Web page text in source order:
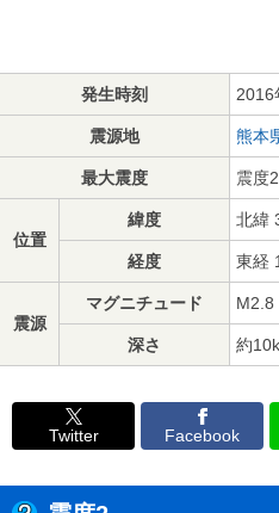
発生時刻 2016
震源地 熊本
最大震度 震度2
位置
緯度 北緯
経度 東経
震源
マグニチュード M2.8
深さ 約
Twitter Facebook